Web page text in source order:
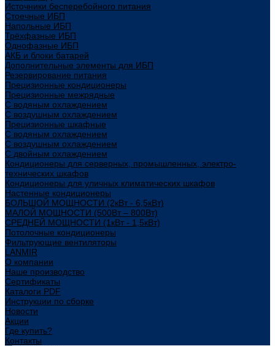
Источники бесперебойного питания
Стоечные ИБП
Напольные ИБП
Трёхфазные ИБП
Однофазные ИБП
АКБ и блоки батарей
Дополнительные элементы для ИБП
Резервирование питания
Прецизионные кондиционеры
Прецизионные межрядные
С водяным охлаждением
С воздушным охлаждением
Прецизионные шкафные
С водяным охлаждением
С воздушным охлаждением
С двойным охлаждением
Кондиционеры для серверных, промышленных, электро-
технических шкафов
Кондиционеры для уличных климатических шкафов
Настенные кондиционеры
БОЛЬШОЙ МОЩНОСТИ (2кВт - 6,5кВт)
МАЛОЙ МОЩНОСТИ (500Вт – 800Вт)
СРЕДНЕЙ МОЩНОСТИ (1кВт - 1,5кВт)
Потолочные кондиционеры
Фильтрующие вентиляторы
LANMIR
О компании
Наше производство
Сертификаты
Каталоги PDF
Инструкции по сборке
Новости
Акции
Где купить?
Контакты